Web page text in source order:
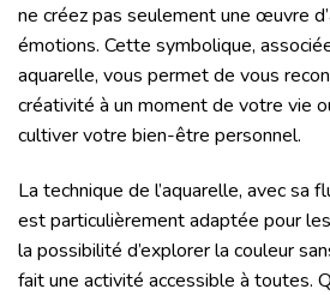
ne créez pas seulement une œuvre
émotions. Cette symbolique,
aquarelle, vous permet de vous
créativité à un moment de votre vie
cultiver votre bien-être personnel.
La technique de l’aquarelle, avec sa
est particulièrement adaptée pour
la possibilité d’explorer la couleur
fait une activité accessible à toutes.